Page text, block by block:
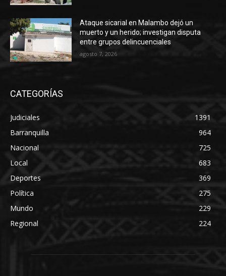
Ataque sicarial en Malambo dejó un
muerto y un herido; investigan disputa
entre grupos delincuenciales
agosto 7, 2026
CATEGORÍAS
Judiciales
1391
Barranquilla
964
Nacional
725
Local
683
Deportes
369
Política
275
Mundo
229
Regional
224